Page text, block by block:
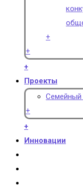
+
+
+
Проекты
Семейный
+
+
Инновации